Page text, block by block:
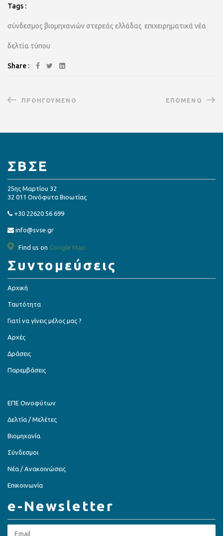
Tags :
σύνδεσμος βιομηχανιών στερεάς ελλάδας επιχειρηματικά νέα
δελτία τύπου
Share :
ΠΡΟΗΓΟΎΜΕΝΟ ΕΠΌΜΕΝΟ
ΣΒΣΕ
25ης Μαρτίου 32
32 011 Οινόφυτα Βιοωτίας
+30 22620 56 699
info@svse.gr
Find us on Google Map
Συντομεύσεις
Αρχική
Ταυτότητα
Γιατί να γίνεις μέλος μας ?
Αρχές
Δράσεις
Παρεμβάσεις
ΕΠΕ Οινοφύτων
Δελτία / Μελέτες
Βιομηχανία
Σύνδεσμοι
Νέα / Ανακοινώσεις
Επικοινωνία
e-Newsletter